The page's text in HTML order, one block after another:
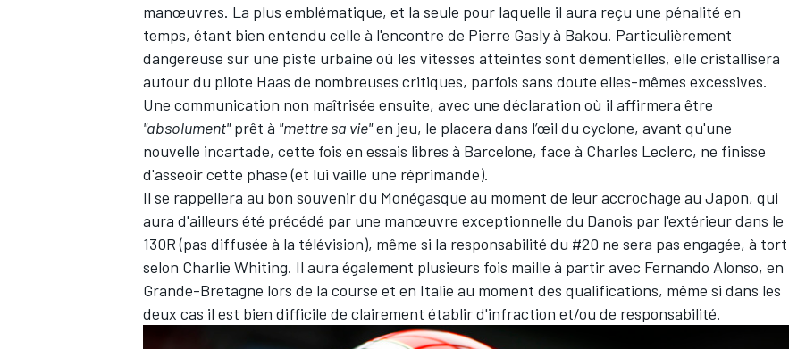
AUTRES CHAMPIONNATS
manœuvres. La plus emblématique, et la seule pour laquelle il aura reçu une pénalité en
temps, étant bien entendu celle à l'encontre de Pierre Gasly à Bakou. Particulièrement
dangereuse sur une piste urbaine où les vitesses atteintes sont démentielles, elle cristallisera
autour du pilote Haas de nombreuses critiques, parfois sans doute elles-mêmes excessives.
Une communication non maîtrisée ensuite, avec une déclaration où il affirmera être
"absolument"prêt à "mettre sa vie"en jeu, le placera dans l’œil du cyclone, avant qu'une
nouvelle incartade, cette fois en essais libres à Barcelone, face à Charles Leclerc, ne finisse
d'asseoir cette phase (et lui vaille une réprimande).
Il se rappellera au bon souvenir du Monégasque au moment de leur accrochage au Japon, qui
aura d'ailleurs été précédé par une manœuvre exceptionnelle du Danois par l'extérieur dans le
130R (pas diffusée à la télévision), même si la responsabilité du #20 ne sera pas engagée, à tort
selon Charlie Whiting. Il aura également plusieurs fois maille à partir avec Fernando Alonso, en
Grande-Bretagne lors de la course et en Italie au moment des qualifications, même si dans les
deux cas il est bien difficile de clairement établir d'infraction et/ou de responsabilité.